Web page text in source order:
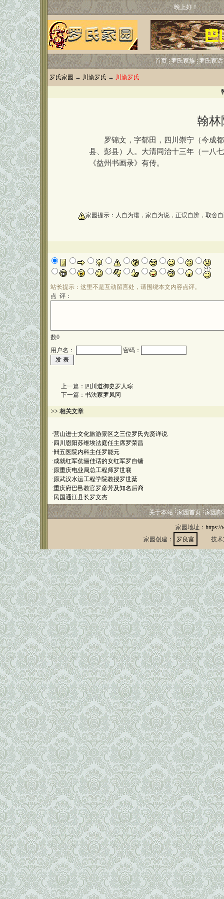
晚上好！
首页 罗氏家族 罗氏家话
罗氏家园 → 川渝罗氏 → 川渝罗氏
翰林
罗锦文，字郁田，四川崇宁（今成都
县、彭县）人。大清同治十三年（一八
《益州书画录》有传。
家园提示：人自为谱，家自为说，正误自辨，取舍
站长提示：这里不是互动留言处，请围绕本文内容点评。
点 评：
数0
用户名：
密码：
上一篇： 四川道御史罗人琮
下一篇： 书法家罗凤冈
>> 相关文章
·营山进士文化旅游景区之三位罗氏先贤详说
· 四川恩阳苏维埃法庭任主席罗荣昌
·卌五医院内科主任罗能元
·成就红军伉俪佳话的女红军罗自镛
·原重庆电业局总工程师罗世襄
·原武汉水运工程学院教授罗世棻
·重庆府巴邑教官罗彦芳及知名后裔
· 民国通江县长罗文杰
关于本站 家园首页 家园
家园地址： https://
家园创建：
罗良富 技术